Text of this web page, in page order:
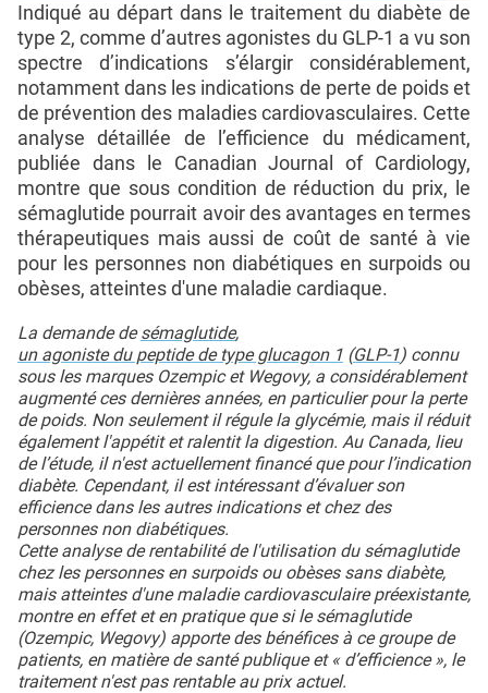
Indiqué au départ dans le traitement du diabète de
type 2, comme d’autres agonistes du GLP-1 a vu son
spectre d’indications s’élargir considérablement,
notamment dans les indications de perte de poids et
de prévention des maladies cardiovasculaires. Cette
analyse détaillée de l’efficience du médicament,
publiée dans le Canadian Journal of Cardiology,
montre que sous condition de réduction du prix, le
sémaglutide pourrait avoir des avantages en termes
thérapeutiques mais aussi de coût de santé à vie
pour les personnes non diabétiques en surpoids ou
obèses, atteintes d'une maladie cardiaque.
La demande desémaglutide,
un agoniste du peptide de type glucagon 1 (GLP-1) connu
sous les marques Ozempic et Wegovy, a considérablement
augmenté ces dernières années, en particulier pour la perte
de poids. Non seulement il régule la glycémie, mais il réduit
également l'appétit et ralentit la digestion. Au Canada, lieu
de l’étude, il n'est actuellement financé que pour l’indication
diabète. Cependant, il est intéressant d’évaluer son
efficience dans les autres indications et chez des
personnes non diabétiques.
Cette analyse de rentabilité de l'utilisation du sémaglutide
chez les personnes en surpoids ou obèses sans diabète,
mais atteintes d'une maladie cardiovasculaire préexistante,
montre en effet et en pratique que si le sémaglutide
(Ozempic, Wegovy) apporte des bénéfices à ce groupe de
patients, en matière de santé publique et « d’efficience », le
traitement n'est pas rentable au prix actuel.